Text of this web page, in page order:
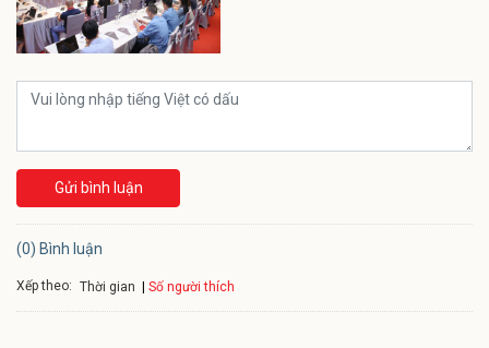
Gửi bình luận
(0) Bình luận
Xếp theo: Thời gian Số người thích